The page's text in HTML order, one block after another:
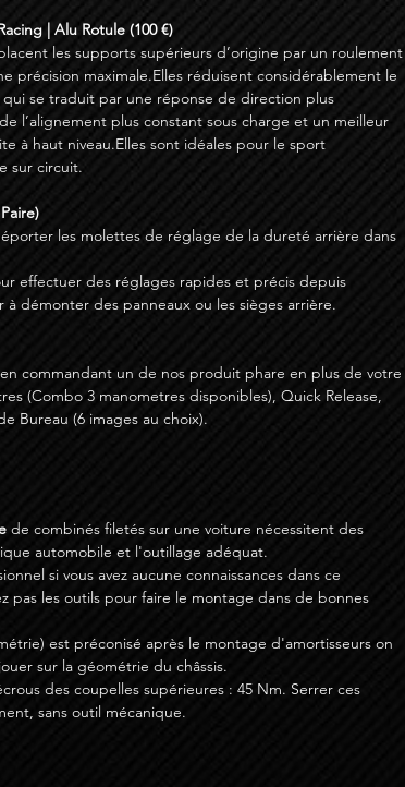
| Alu Rotule (100 €)
les supports supérieurs d’origine par un roulement
précision maximale.Elles réduisent considérablement le
qui se traduit par une réponse de direction plus
l’alignement plus constant sous charge et un meilleur
à haut niveau.Elles sont idéales pour le sport
sur circuit.
les molettes de réglage de la dureté arrière dans
effectuer des réglages rapides et précis depuis
à démonter des panneaux ou les sièges arrière.
commandant un de nos produit phare en plus de votre
(Combo 3 manometres disponibles), Quick Release,
Bureau (6 images au choix).
de combinés filetés sur une voiture nécessitent des
automobile et l'outillage adéquat.
si vous avez aucune connaissances dans ce
pas les outils pour faire le montage dans de bonnes
est préconisé après le montage d'amortisseurs on
sur la géométrie du châssis.
des coupelles supérieures : 45 Nm. Serrer ces
sans outil mécanique.